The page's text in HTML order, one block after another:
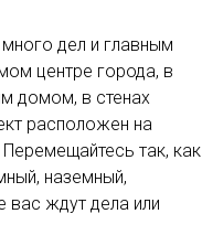
дел и главным
центре города, в
домом, в стенах
расположен на
так, как
наземный,
вас ждут дела или